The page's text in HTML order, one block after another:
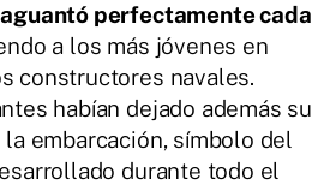
perfectamente cada
a los más jóvenes en
constructores navales.
habían dejado además su
embarcación, símbolo del
durante todo el